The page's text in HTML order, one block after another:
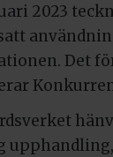
2023
Det
upphandling,